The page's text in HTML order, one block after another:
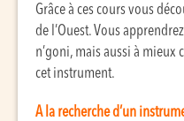
Grâce à ces cours vous
de l’Ouest. Vous
n’goni, mais aussi à mieux
cet instrument.
A la recherche d’un